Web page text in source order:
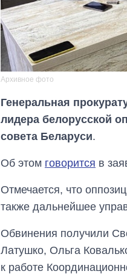
Архивное фото
Генеральная
лидера белорусской
совета Беларуси.
Об этом говорится в
Отмечается, что
также дальнейшее
Обвинения получили
Латушко, Ольга
к работе